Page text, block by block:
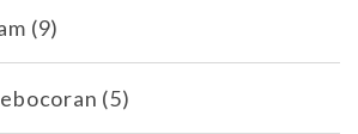
(9)
(5)